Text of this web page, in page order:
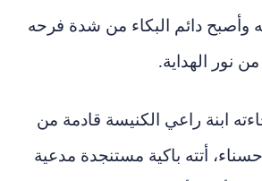
وأصبح دائم البكاء من شدة فرحه
من نور الهداية.
ابنة راعي الكنيسة قادمة من
أتته باكية مستنجدة مدعية